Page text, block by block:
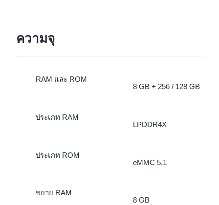
ความจุ
RAM และ ROM
8 GB + 256 / 128 GB
ประเภท RAM
LPDDR4X
ประเภท ROM
eMMC 5.1
ขยาย RAM
8 GB